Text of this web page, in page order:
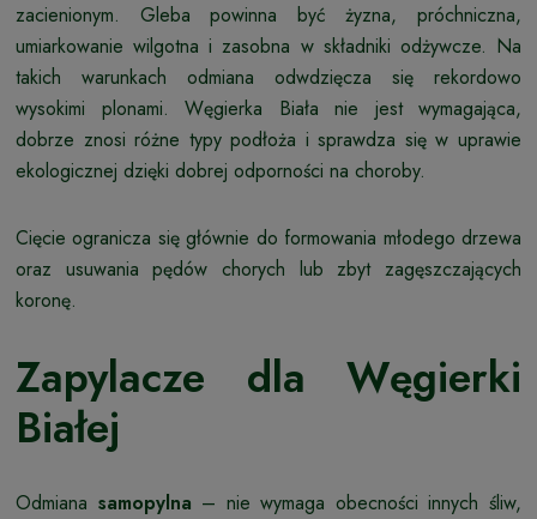
zacienionym. Gleba powinna być żyzna, próchniczna,
umiarkowanie wilgotna i zasobna w składniki odżywcze. Na
takich warunkach odmiana odwdzięcza się rekordowo
wysokimi plonami. Węgierka Biała nie jest wymagająca,
dobrze znosi różne typy podłoża i sprawdza się w uprawie
ekologicznej dzięki dobrej odporności na choroby.
Cięcie ogranicza się głównie do formowania młodego drzewa
oraz usuwania pędów chorych lub zbyt zagęszczających
koronę.
Zapylacze dla Węgierki
Białej
Odmiana samopylna – nie wymaga obecności innych śliw,